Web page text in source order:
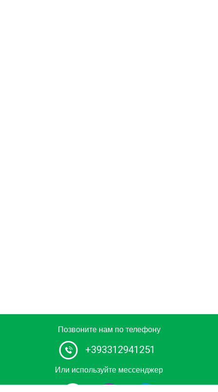
Позвоните нам по телефону
+393312941251
Или используйте мессенджер